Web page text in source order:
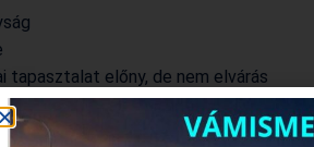
előny, de nem elvárás
nyelven